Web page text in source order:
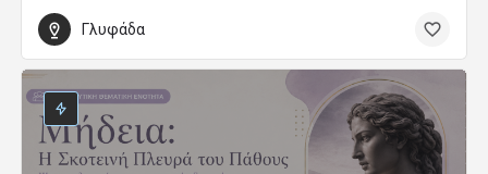
Γλυφάδα